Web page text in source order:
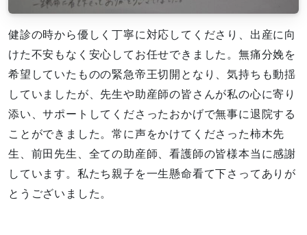
健診の時から優しく丁寧に対応してくださり、出産に向
けた不安もなく安心してお任せできました。無痛分娩を
希望していたものの緊急帝王切開となり、気持ちも動揺
していましたが、先生や助産師の皆さんが私の心に寄り
添い、サポートしてくださったおかげで無事に退院する
ことができました。常に声をかけてくださった柿木先
生、前田先生、全ての助産師、看護師の皆様本当に感謝
しています。私たち親子を一生懸命看て下さってありが
とうございました。